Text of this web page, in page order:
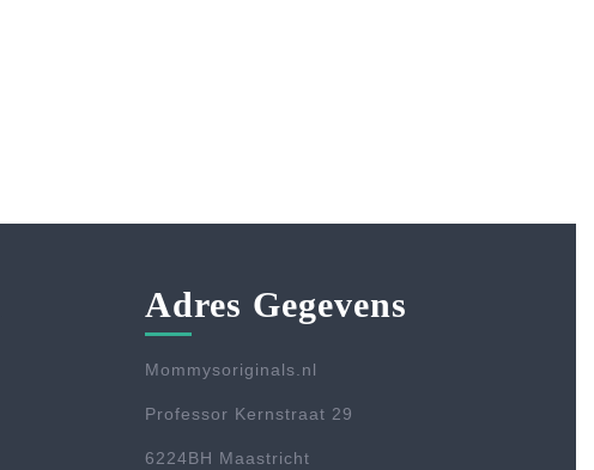
Adres Gegevens
Mommysoriginals.nl
Professor Kernstraat 29
6224BH Maastricht